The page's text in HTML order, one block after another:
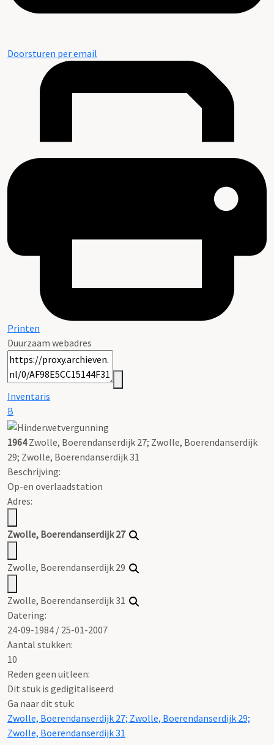
Doorsturen per email
Printen
Duurzaam webadres
Inventaris
B
1964Zwolle, Boerendanserdijk 27; Zwolle, Boerendanserdijk
29; Zwolle, Boerendanserdijk 31
Beschrijving:
Op-en overlaadstation
Adres:
Zwolle, Boerendanserdijk 27
Zwolle, Boerendanserdijk 29
Zwolle, Boerendanserdijk 31
Datering:
24-09-1984 / 25-01-2007
Aantal stukken:
10
Reden geen uitleen:
Dit stuk is gedigitaliseerd
Ga naar dit stuk:
Zwolle, Boerendanserdijk 27; Zwolle, Boerendanserdijk 29;
Zwolle, Boerendanserdijk 31